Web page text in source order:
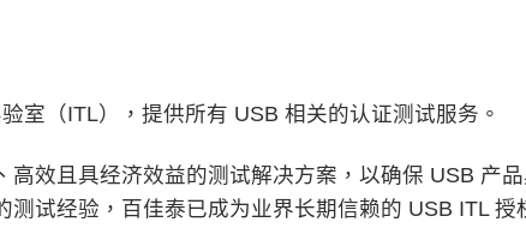
室（ITL），提供所有 USB 相关的认证测试服务。
效且具经济效益的测试解决方案，以确保 USB 产
试经验，百佳泰已成为业界长期信赖的 USB ITL 授